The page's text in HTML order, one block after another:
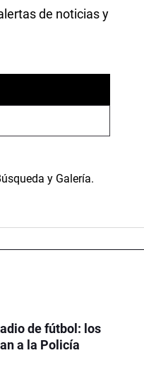
de noticias y
y Galería.
de fútbol: los
a la Policía